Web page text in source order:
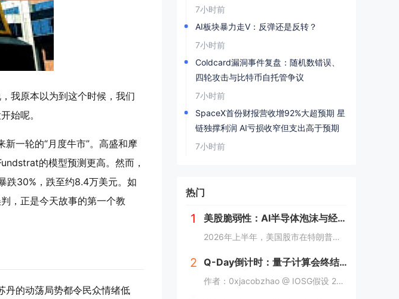
我原本以为到这个时候，我们
始呢。
一轮的“月度牛市”。高盛和摩
的模型预测更高。然而，
跌30%，跌至约8.4万美元。如
，正是今天故事的第一个教
丹的动荡局势都令民众情绪低
7小时前
AI板块暴力走V：反弹还是反转？
7小时前
Coldcard漏洞事件复盘：随机数错误、
四轮攻击与比特币自托管争议
7小时前
SpaceX首份财报营收增92%大超预期 星
链独撑利润 AI亏损收窄但支出高于预期
7小时前
热门
1 美股脆弱性：AI半导体泡沫与经济结构性风险
2026年上半年，美国股市在特朗普第二任期内延续强势表现，S&P 500自2024年大选后总回报接近30%，道指一度突破5万点关口。 然而，这一表象背后隐藏着深刻的结构性脆弱性：经济高度依赖高净值群体金融资产增值驱动的消费，半导体尤...
2 Q-Day倒计时：量子计算会终结加密货币吗？
作者：0xjacobzhao @ IOSG假设 203X 年的某日凌晨，链上监控警报骤然撕裂宁静：一批沉睡十余年的早期 BTC 地址开始幽灵般向外转移资产。没有黑客入侵，没有私钥泄露，唯有凭空生成的“合法”签名。当高价值休眠 UTXO 被接...